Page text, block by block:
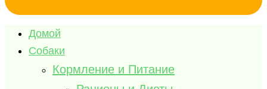
Домой
Собаки
Кормление и Питание